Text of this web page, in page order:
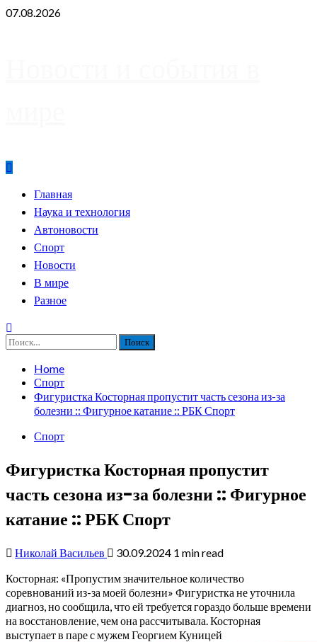
Skip
07.08.2026
PrimaryГлавная
Наука и технология
Автоновости
Спорт
Новости
В мире
Разное
Найти:
Home
Спорт
Фигуристка Косторная пропустит часть сезона из-за
болезни :: Фигурное катание :: РБК Спорт
Спорт
Фигуристка Косторная пропустит
часть сезона из-за болезни :: Фигурное
катание :: РБК Спорт
Николай Васильев 30.09.2024 1 min read
Косторная: «Пропустим значительное количество
соревнований из-за моей болезни» Фигуристка не уточнила
диагноз, но сообщила, что ей требуется гораздо больше времени
на восстановление, чем она рассчитывала. Косторная
выступает в паре с мужем Георгием Куницей